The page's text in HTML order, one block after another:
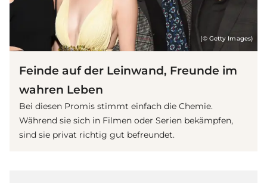
(© Getty Images)
Feinde auf der Leinwand, Freunde im
wahren Leben
Bei diesen Promis stimmt einfach die Chemie.
Während sie sich in Filmen oder Serien bekämpfen,
sind sie privat richtig gut befreundet.